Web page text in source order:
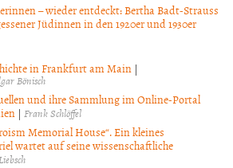
– wieder entdeckt: Bertha Badt-Strauss
Jüdinnen in den 1920er und 1930er
in Frankfurt am Main |
Bönisch
und ihre Sammlung im Online-Portal
| Frank Schlöffel
Memorial House“. Ein kleines
wartet auf seine wissenschaftliche